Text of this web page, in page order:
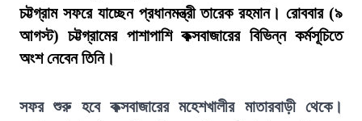
চট্টগ্রাম সফরে যাচ্ছেন প্রধানমন্ত্রী তারেক রহমান। রোববার (৯
আগস্ট) চট্টগ্রামের পাশাপাশি কক্সবাজারের বিভিন্ন কর্মসূচিতে
অংশ নেবেন তিনি।
সফর শুরু হবে কক্সবাজারের মহেশখালীর মাতারবাড়ী থেকে।